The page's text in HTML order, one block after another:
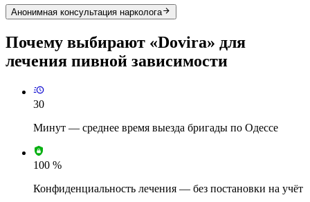
Анонимная консультация нарколога
Почему выбирают «Dovira» для
лечения пивной зависимости
30
Минут — среднее время выезда бригады по Одессе
100 %
Конфиденциальность лечения — без постановки на учёт